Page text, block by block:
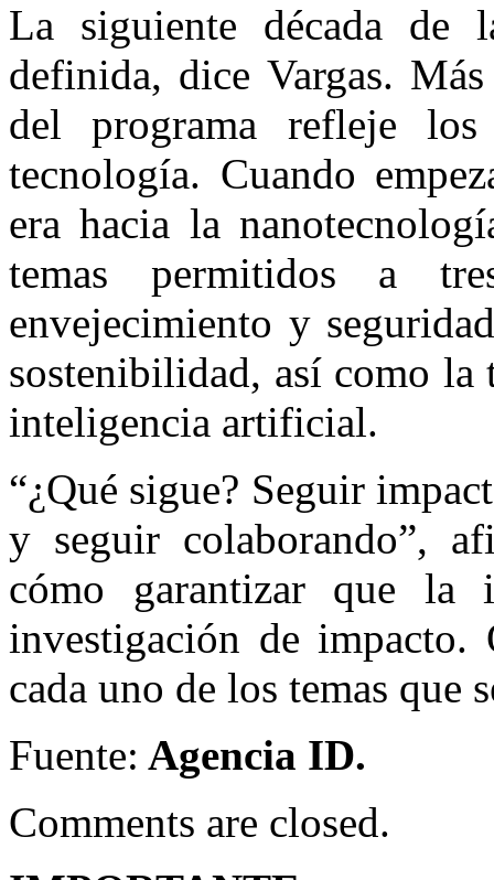
La siguiente década de
definida, dice Vargas.
del programa refleje
tecnología. Cuando
era hacia la
temas permitidos a
envejecimiento y
sostenibilidad, así como
inteligencia artificial.
“¿Qué sigue? Seguir
y seguir colaborando”,
cómo garantizar que la
investigación de impacto.
cada uno de los temas que
Fuente: Agencia ID.
Comments are closed.